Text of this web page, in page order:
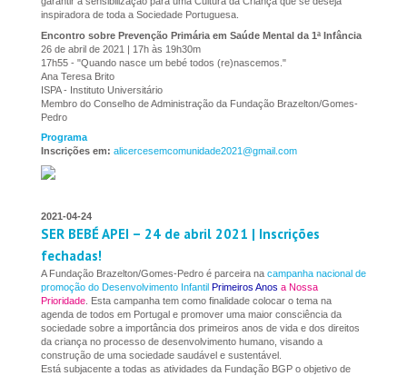
inspiradora de toda a Sociedade Portuguesa.
Encontro sobre Prevenção Primária em Saúde Mental da 1ª Infância
26 de abril de 2021 | 17h às 19h30m
17h55 - "Quando nasce um bebé todos (re)nascemos."
Ana Teresa Brito
ISPA - Instituto Universitário
Membro do Conselho de Administração da Fundação Brazelton/Gomes-
Pedro
Programa
Inscrições em: alicercesemcomunidade2021@gmail.com
2021-04-24
SER BEBÉ APEI – 24 de abril 2021 | Inscrições
fechadas!
A Fundação Brazelton/Gomes-Pedro é parceira na campanha nacional de
promoção do Desenvolvimento Infantil Primeiros Anos a Nossa
Prioridade . Esta campanha tem como finalidade colocar o tema na
agenda de todos em Portugal e promover uma maior consciência da
sociedade sobre a importância dos primeiros anos de vida e dos direitos
da criança no processo de desenvolvimento humano, visando a
construção de uma sociedade saudável e sustentável.
Está subjacente a todas as atividades da Fundação BGP o objetivo de